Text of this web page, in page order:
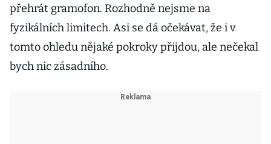
přehrát gramofon. Rozhodně nejsme na
fyzikálních limitech. Asi se dá očekávat, že i v
tomto ohledu nějaké pokroky přijdou, ale nečekal
bych nic zásadního.